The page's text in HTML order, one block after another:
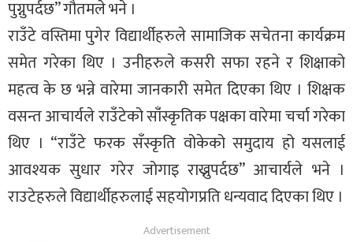
पुग्नुपर्दछ” गौतमले भने ।
राउँटे वस्तिमा पुगेर विद्यार्थीहरुले सामाजिक सचेतना कार्यक्रम
समेत गरेका थिए । उनीहरुले कसरी सफा रहने र शिक्षाको
महत्व के छ भन्ने वारेमा जानकारी समेत दिएका थिए । शिक्षक
वसन्त आचार्यले राउँटेको साँंस्कृतिक पक्षका वारेमा चर्चा गरेका
थिए । “राउँटे फरक सँस्कृति वोकेको समुदाय हो यसलाई
आवश्यक सुधार गरेर जोगाइ राख्नुपर्दछ” आचार्यले भने ।
राउटेहरुले विद्यार्थीहरुलाई सहयोगप्रति धन्यवाद दिएका थिए ।